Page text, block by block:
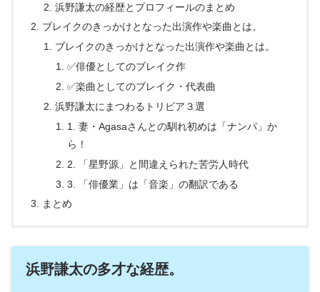
浜野謙太の経歴とプロフィールのまとめ
ブレイクのきっかけとなった出演作や楽曲とは。
ブレイクのきっかけとなった出演作や楽曲とは。
✅俳優としてのブレイク作
✅楽曲としてのブレイク・代表曲
浜野謙太にまつわるトリビア３選
1. 妻・Agasaさんとの馴れ初めは「ナンパ」か
ら！
2. 「星野源」と間違えられた苦労人時代
3. 「俳優業」は「音楽」の翻訳である
まとめ
浜野謙太の多才な経歴。